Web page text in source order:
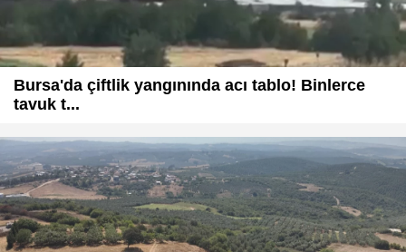
Bursa'da çiftlik yangınında acı tablo! Binlerce
tavuk t...